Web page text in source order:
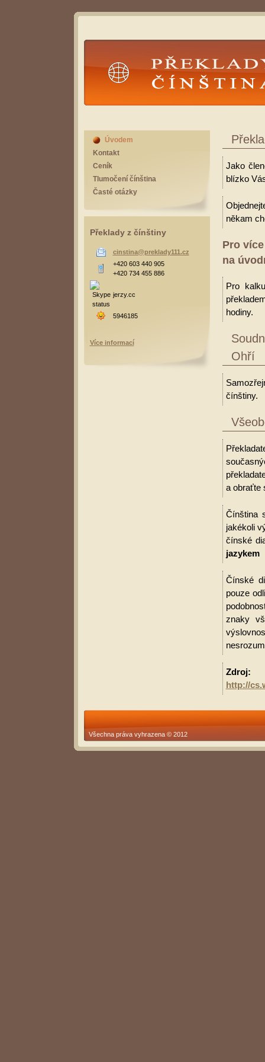
Překlady Čínština
Jako
blízko
někam
Pro
na
Pro
hodiny.
Ohří
čínštiny.
a obraťte
Čínština
jakékoli
čínské
jazykem
Čínské
pouze
znaky
Zdroj:
http://
Úvodem
Kontakt
Ceník
Tlumočení čínština
Časté otázky
Překlady z čínštiny
cinstina@preklady111.cz
+420 603 440 905
+420 734 455 886
jerzy.cc
5946185
Více informací
Všechna práva vyhrazena © 2012